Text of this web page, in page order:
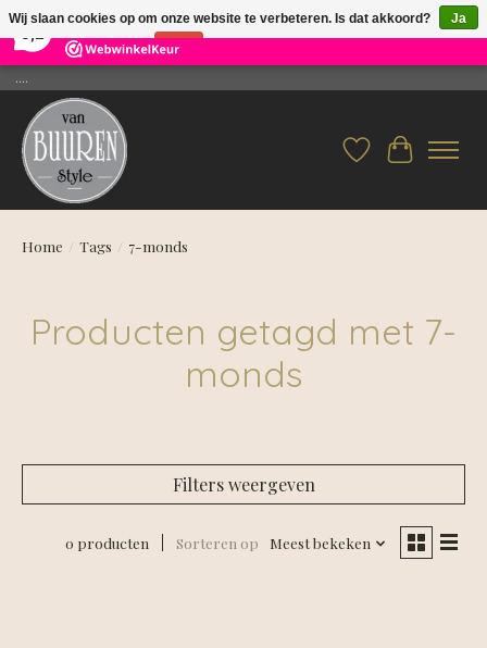
26 Reviews ×
....
Verlanglijst
Home / Tags / 7-monds
Producten getagd met 7-
monds
Filters weergeven
0 producten Sorteren op Meest bekeken
Wij slaan cookies op om onze website te verbeteren. Is dat akkoord?
Ja
Nee